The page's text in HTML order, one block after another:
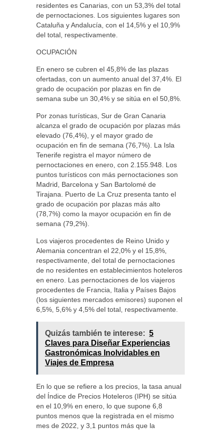
residentes es Canarias, con un 53,3% del total
de pernoctaciones. Los siguientes lugares son
Cataluña y Andalucía, con el 14,5% y el 10,9%
del total, respectivamente.
OCUPACIÓN
En enero se cubren el 45,8% de las plazas
ofertadas, con un aumento anual del 37,4%. El
grado de ocupación por plazas en fin de
semana sube un 30,4% y se sitúa en el 50,8%.
Por zonas turísticas, Sur de Gran Canaria
alcanza el grado de ocupación por plazas más
elevado (76,4%), y el mayor grado de
ocupación en fin de semana (76,7%). La Isla
Tenerife registra el mayor número de
pernoctaciones en enero, con 2.155.948. Los
puntos turísticos con más pernoctaciones son
Madrid, Barcelona y San Bartolomé de
Tirajana. Puerto de La Cruz presenta tanto el
grado de ocupación por plazas más alto
(78,7%) como la mayor ocupación en fin de
semana (79,2%).
Los viajeros procedentes de Reino Unido y
Alemania concentran el 22,0% y el 15,8%,
respectivamente, del total de pernoctaciones
de no residentes en establecimientos hoteleros
en enero. Las pernoctaciones de los viajeros
procedentes de Francia, Italia y Países Bajos
(los siguientes mercados emisores) suponen el
6,5%, 5,6% y 4,5% del total, respectivamente.
Quizás también te interese: 5
Claves para Diseñar Experiencias
Gastronómicas Inolvidables en
Viajes de Empresa
En lo que se refiere a los precios, la tasa anual
del Índice de Precios Hoteleros (IPH) se sitúa
en el 10,9% en enero, lo que supone 6,8
puntos menos que la registrada en el mismo
mes de 2022, y 3,1 puntos más que la